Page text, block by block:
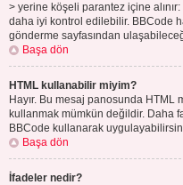
> yerine köşeli parantez içine
daha iyi kontrol edilebilir. BBCode
gönderme sayfasından
Başa dön
HTML kullanabilir miyim?
Hayır. Bu mesaj panosunda HTML
kullanmak mümkün değildir. Daha
BBCode kullanarak
Başa dön
İfadeler nedir?